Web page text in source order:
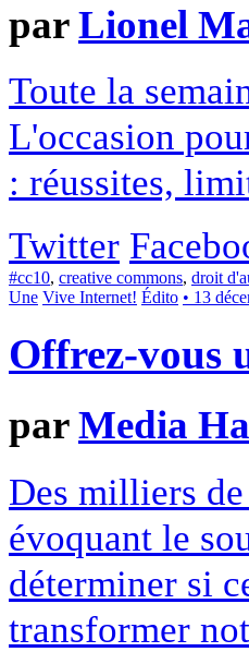
parLionel
Toute la
L'occasion
: réussites,
Twitter
#cc10, creative commons, droit
Une Vive Internet! Édito • 13
Offrez-vous
parMedia
Des milliers
évoquant le
déterminer si
transformer